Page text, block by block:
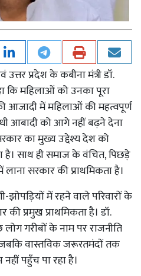
उत्तर प्रदेश के कबीना मंत्री डॉ.
कि महिलाओं को उनका पूरा
आजादी में महिलाओं की महत्वपूर्ण
आबादी को आगे नहीं बढ़ने देना
का मुख्य उद्देश्य देश को
है। साथ ही समाज के वंचित, पिछड़े
सरकार की प्राथमिकता है।
झोपड़ियों में रहने वाले परिवारों के
की प्रमुख प्राथमिकता है। डॉ.
गरीबों के नाम पर राजनीति
वास्तविक जरूरतमंदों तक
पहुँच पा रहा है।